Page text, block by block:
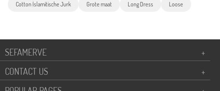
Cotton İslamitische Jurk Grote maat Long Dress Loose
SEFAMERVE
+
CONTACT US
+